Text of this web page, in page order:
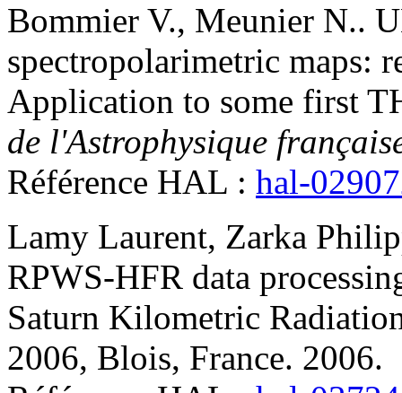
Bommier V., Meunier N..
spectropolarimetric maps:
Application to some first
de l'Astrophysique
Référence HAL : hal-
Lamy Laurent, Zarka
RPWS-HFR data
Saturn Kilometric
2006, Blois, France. 2006.